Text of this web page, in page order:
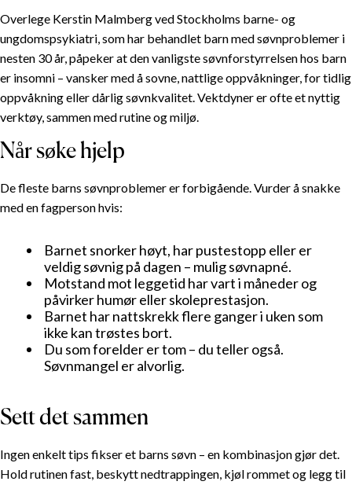
Overlege Kerstin Malmberg ved Stockholms barne- og
ungdomspsykiatri, som har behandlet barn med søvnproblemer i
nesten 30 år, påpeker at den vanligste søvnforstyrrelsen hos barn
er insomni – vansker med å sovne, nattlige oppvåkninger, for tidlig
oppvåkning eller dårlig søvnkvalitet. Vektdyner er ofte et nyttig
verktøy, sammen med rutine og miljø.
Når søke hjelp
De fleste barns søvnproblemer er forbigående. Vurder å snakke
med en fagperson hvis:
Barnet snorker høyt, har pustestopp eller er
veldig søvnig på dagen – mulig søvnapné.
Motstand mot leggetid har vart i måneder og
påvirker humør eller skoleprestasjon.
Barnet har nattskrekk flere ganger i uken som
ikke kan trøstes bort.
Du som forelder er tom – du teller også.
Søvnmangel er alvorlig.
Sett det sammen
Ingen enkelt tips fikser et barns søvn – en kombinasjon gjør det.
Hold rutinen fast, beskytt nedtrappingen, kjøl rommet og legg til